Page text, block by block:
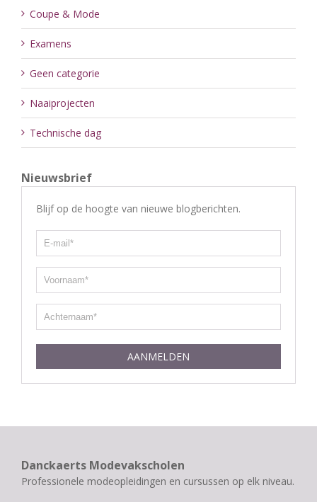
Coupe & Mode
Examens
Geen categorie
Naaiprojecten
Technische dag
Nieuwsbrief
Blijf op de hoogte van nieuwe blogberichten.
AANMELDEN
Danckaerts Modevakscholen
Professionele modeopleidingen en cursussen op elk niveau.